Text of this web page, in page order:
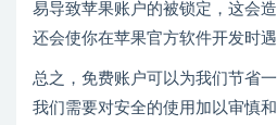
易导致苹果账户的被锁定，这会
还会使你在苹果官方软件开发时
总之，免费账户可以为我们节省
我们需要对安全的使用加以审慎